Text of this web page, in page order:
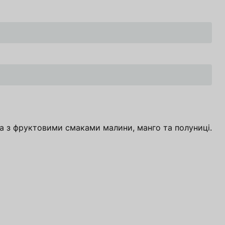
з фруктовими смаками малини, манго та полуниці.